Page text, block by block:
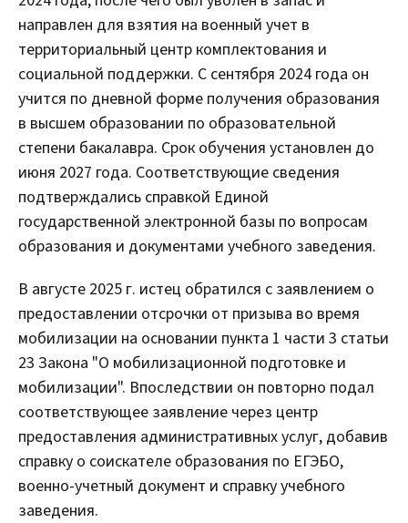
направлен для взятия на военный учет в
территориальный центр комплектования и
социальной поддержки. С сентября 2024 года он
учится по дневной форме получения образования
в высшем образовании по образовательной
степени бакалавра. Срок обучения установлен до
июня 2027 года. Соответствующие сведения
подтверждались справкой Единой
государственной электронной базы по вопросам
образования и документами учебного заведения.
В августе 2025 г. истец обратился с заявлением о
предоставлении отсрочки от призыва во время
мобилизации на основании пункта 1 части 3 статьи
23 Закона "О мобилизационной подготовке и
мобилизации". Впоследствии он повторно подал
соответствующее заявление через центр
предоставления административных услуг, добавив
справку о соискателе образования по ЕГЭБО,
военно-учетный документ и справку учебного
заведения.